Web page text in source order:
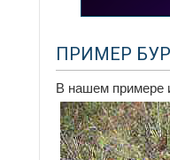
ПРИМЕР
В нашем примере